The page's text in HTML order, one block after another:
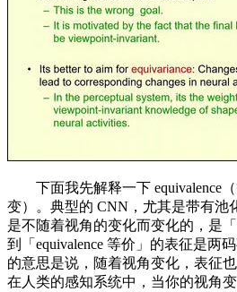
下面我先解释一下 equivalence（
变）。典型的 CNN，尤其是带有池
是不随着视角的变化而变化的，是
到「equivalence 等价」的表征是两码
的意思是说，随着视角变化，表征
在人类的感知系统中，当你的视角